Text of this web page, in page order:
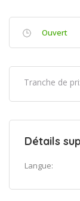
Ouvert
Tranche de
Détails
Langue: